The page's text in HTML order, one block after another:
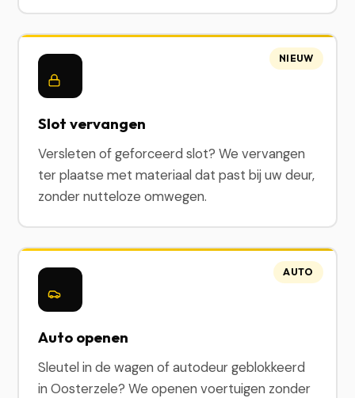
Slot vervangen
Versleten of geforceerd slot? We vervangen
ter plaatse met materiaal dat past bij uw deur,
zonder nutteloze omwegen.
NIEUW
Auto openen
Sleutel in de wagen of autodeur geblokkeerd
in Oosterzele? We openen voertuigen zonder
AUTO